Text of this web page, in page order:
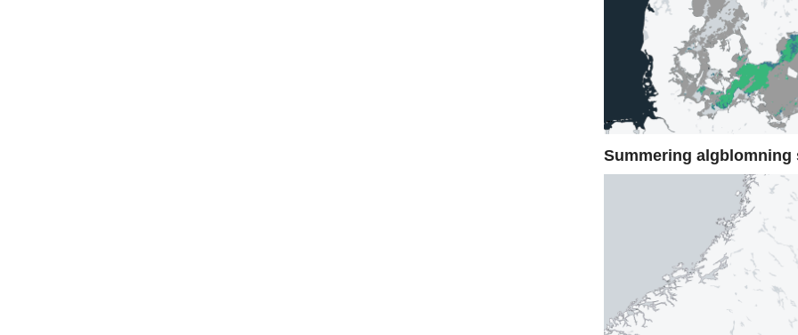
Summering algblomning